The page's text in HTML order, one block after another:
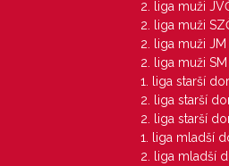
2. liga muži
2. liga muži
2. liga muži JM
2. liga muži SM
1. liga starší
2. liga starší
2. liga starší
1. liga mladší
2. liga mladší